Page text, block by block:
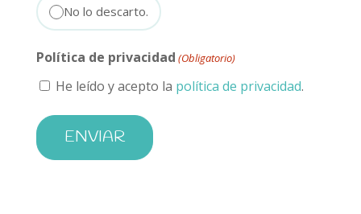
No lo descarto.
Política de privacidad (Obligatorio)
He leído y acepto la política de privacidad.